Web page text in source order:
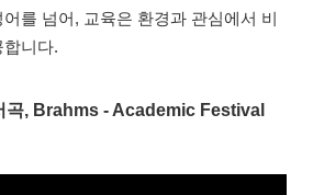
를 넘어, 교육은 환경과 관심에서 비
합니다.
곡, Brahms - Academic Festival